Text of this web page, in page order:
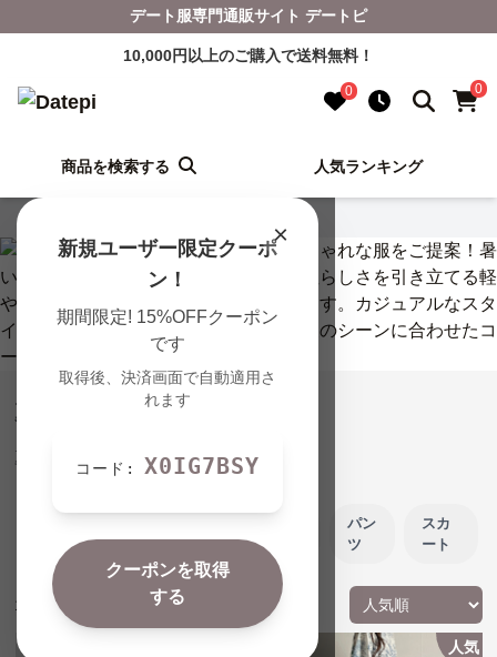
デート服専門通販サイト デートピ
10,000円以上のご購入で送料無料！
0 0
商品を検索する 人気ランキング
×
新規ユーザー限定クーポ
ン！
期間限定! 15%OFFクーポン
です
取得後、決済画面で自動適用さ
れます
コード: X0IG7BSY
クーポンを取得
する
Datepi TOP
夏のデートコーデ
夏におすすめのデート服を紹介しています！
アウター
ース
パン
ツ
スカ
ート
168 件の商品が見つかりました
人気